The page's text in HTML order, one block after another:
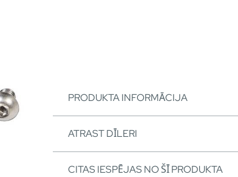
PRODUKTA INFORMĀCIJA
ATRAST DĪLERI
CITAS IESPĒJAS NO ŠĪ PRODUKTA